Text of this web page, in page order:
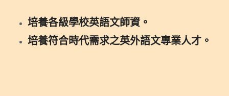
培養各級學校英語文師資。
培養符合時代需求之英外語文專業人才。